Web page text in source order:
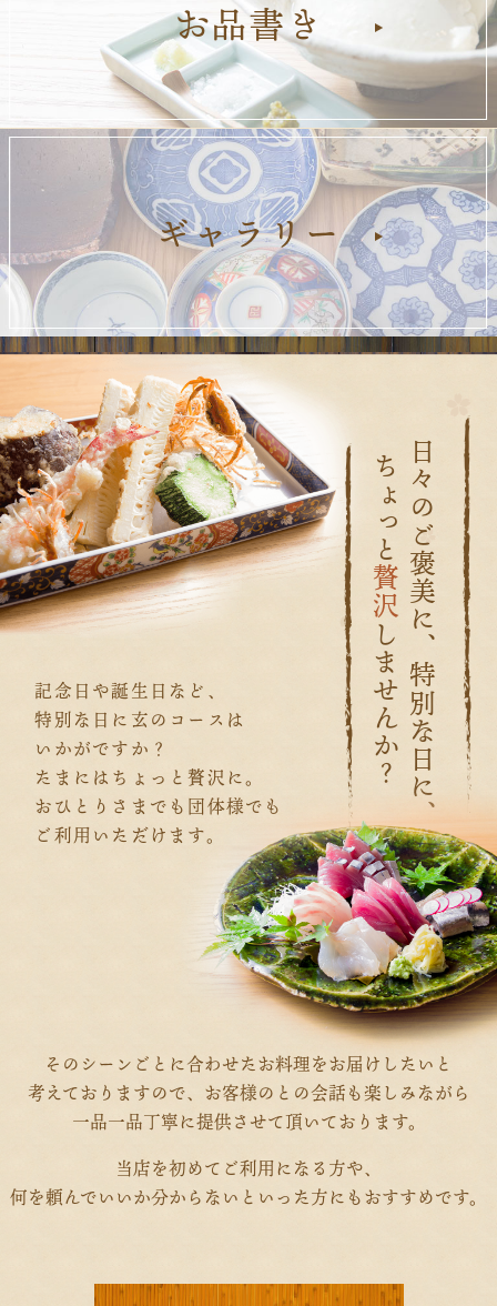
お品書き
ギャラリー
日々のご褒美に、特別な日に、
ちょっと
贅沢
しませんか？
記念日や誕生日など、
特別な日に玄のコースは
いかがですか？
たまにはちょっと贅沢に。
おひとりさまでも団体様でも
ご利用いただけます。
そのシーンごとに合わせたお料理をお届けしたいと
考えておりますので、お客様のとの会話も楽しみながら
一品一品丁寧に提供させて頂いております。
当店を初めてご利用になる方や、
何を頼んでいいか分からないといった方にもおすすめです。